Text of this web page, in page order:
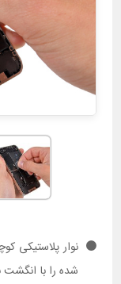
شده را با